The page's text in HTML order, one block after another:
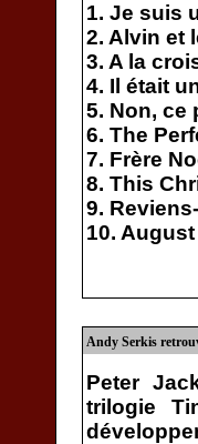
1. Je suis
2. Alvin et
3. A la
4. Il était
5. Non, ce
6. The
7. Frère
8. This
9.
10.
Andy Serkis
Peter
trilogie